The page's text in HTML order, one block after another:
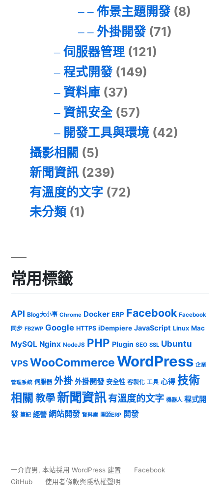
佈景主題開發(8)
外掛開發(71)
伺服器管理(121)
程式開發(149)
資料庫(37)
資訊安全(57)
開發工具與環境(42)
攝影相關 (5)
新聞資訊 (239)
有溫度的文字 (72)
未分類 (1)
常用標籤
API Blog大小事 Chrome Docker ERP Facebook Facebook
同步 FB2WP Google HTTPS iDempiere JavaScript Linux Mac
MySQL Nginx NodeJS PHP Plugin SEO SSL Ubuntu
VPSWooCommerceWordPress 企業
管理系統 伺服器 外掛 外掛開發 安全性 客製化 工具 心得 技術
相關 教學 新聞資訊有溫度的文字 機器人 程式開
發 筆記 經營 網站開發 資料庫 開源ERP 開發
一介資男, 本站採用 WordPress 建置
Facebook
GitHub
使用者條款與隱私權聲明